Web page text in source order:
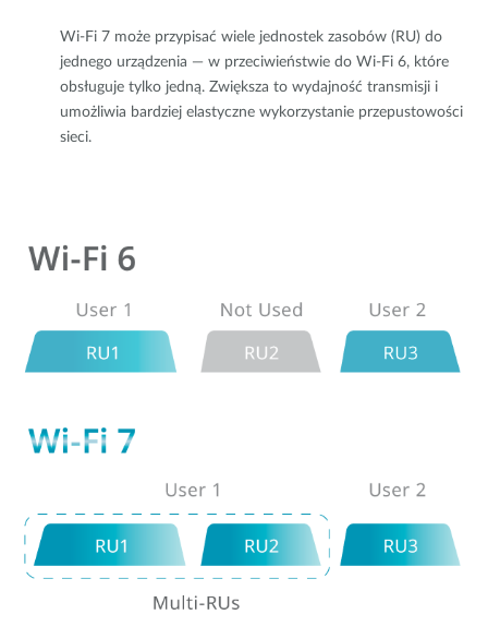
Wi-Fi 7 może przypisać wiele jednostek zasobów (RU) do
jednego urządzenia — w przeciwieństwie do Wi-Fi 6, które
obsługuje tylko jedną. Zwiększa to wydajność transmisji i
umożliwia bardziej elastyczne wykorzystanie przepustowości
sieci.